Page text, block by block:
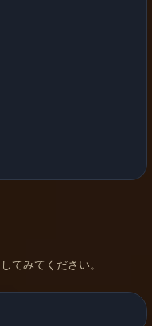
てみてください。